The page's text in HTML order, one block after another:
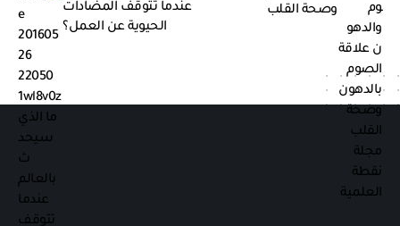
وصحة القلب
عندما تتوقف المضادات
الحيوية عن العمل؟